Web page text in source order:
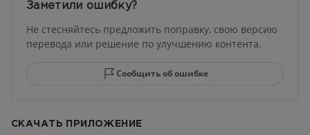
Заметили ошибку?
Не стесняйтесь предложить поправку, свою версию
перевода или решение по улучшению контента.
Сообщить об ошибке
СКАЧАТЬ ПРИЛОЖЕНИЕ